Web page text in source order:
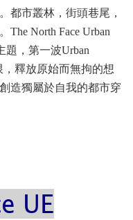
都市叢林，街頭巷尾，
North Face Urban
題，第一波Urban
，釋放原始而無拘的想
造獨屬於自我的都市穿
UE